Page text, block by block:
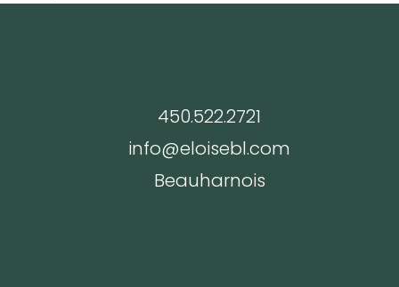
450.522.2721
info@eloisebl.com
Beauharnois